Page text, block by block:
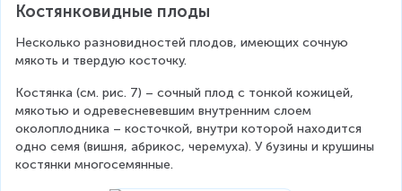
Костянковидные плоды
Несколько разновидностей плодов, имеющих сочную
мякоть и твердую косточку.
Костянка (см. рис. 7) – сочный плод с тонкой кожицей,
мякотью и одревесневевшим внутренним слоем
околоплодника – косточкой, внутри которой находится
одно семя (вишня, абрикос, черемуха). У бузины и крушины
костянки многосемянные.